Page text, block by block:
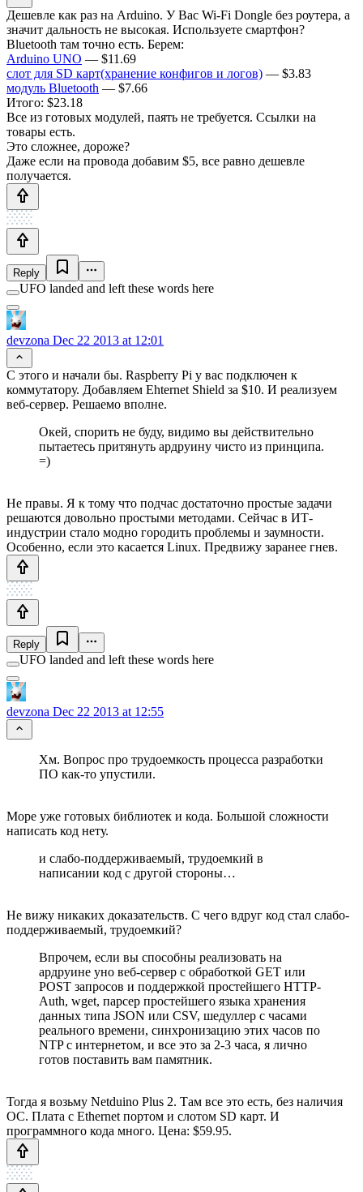
Дешевле как раз на Arduino. У Вас Wi-Fi Dongle без роутера, а
значит дальность не высокая. Используете смартфон?
Bluetooth там точно есть. Берем:
Arduino UNO — $11.69
слот для SD карт(хранение конфигов и логов) — $3.83
модуль Bluetooth — $7.66
Итого: $23.18
Все из готовых модулей, паять не требуется. Ссылки на
товары есть.
Это сложнее, дороже?
Даже если на провода добавим $5, все равно дешевле
получается.
Reply
UFO landed and left these words here
devzona Dec 22 2013 at 12:01
С этого и начали бы. Raspberry Pi у вас подключен к
коммутатору. Добавляем Ehternet Shield за $10. И реализуем
веб-сервер. Решаемо вполне.
Окей, спорить не буду, видимо вы действительно
пытаетесь притянуть ардруину чисто из принципа.
=)
Не правы. Я к тому что подчас достаточно простые задачи
решаются довольно простыми методами. Сейчас в ИТ-
индустрии стало модно городить проблемы и заумности.
Особенно, если это касается Linux. Предвижу заранее гнев.
Reply
UFO landed and left these words here
devzona Dec 22 2013 at 12:55
Хм. Вопрос про трудоемкость процесса разработки
ПО как-то упустили.
Море уже готовых библиотек и кода. Большой сложности
написать код нету.
и слабо-поддерживаемый, трудоемкий в
написании код с другой стороны…
Не вижу никаких доказательств. С чего вдруг код стал слабо-
поддерживаемый, трудоемкий?
Впрочем, если вы способны реализовать на
ардруине уно веб-сервер с обработкой GET или
POST запросов и поддержкой простейшего HTTP-
Auth, wget, парсер простейшего языка хранения
данных типа JSON или CSV, шедуллер с часами
реального времени, синхронизацию этих часов по
NTP с интернетом, и все это за 2-3 часа, я лично
готов поставить вам памятник.
Тогда я возьму Netduino Plus 2. Там все это есть, без наличия
ОС. Плата с Ethernet портом и слотом SD карт. И
программного кода много. Цена: $59.95.